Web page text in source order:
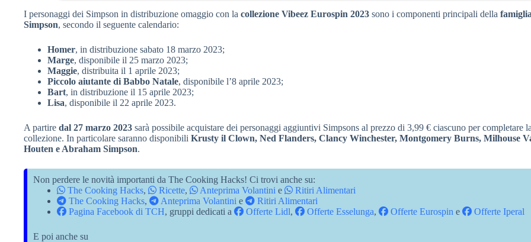
I personaggi dei Simpson in distribuzione omaggio con la collezione Vibeez Eurospin 2023 sono i componenti principali della famiglia
Simpson, secondo il seguente calendario:
Homer, in distribuzione sabato 18 marzo 2023;
Marge, disponibile il 25 marzo 2023;
Maggie, distribuita il 1 aprile 2023;
Piccolo aiutante di Babbo Natale, disponibile l’8 aprile 2023;
Bart, in distribuzione il 15 aprile 2023;
Lisa, disponibile il 22 aprile 2023.
A partire dal 27 marzo 2023 sarà possibile acquistare dei personaggi aggiuntivi Simpsons al prezzo di 3,99 € ciascuno per completare la
collezione. In particolare saranno disponibili Krusty il Clown, Ned Flanders, Clancy Winchester, Montgomery Burns, Milhouse
Houten e Abraham Simpson.
Non perdere le novità importanti da The Cooking Hacks! Ci trovi anche su:
The Cooking Hacks, Ricette, Anteprima Volantini e
Ritiri Alimentari
The Cooking Hacks, Anteprima Volantini e
Ritiri Alimentari
Pagina Facebook di TCH, gruppi dedicati a Offerte Lidl, Offerte Esselunga, Offerte Eurospin e Offerte Iperal
E poi anche su